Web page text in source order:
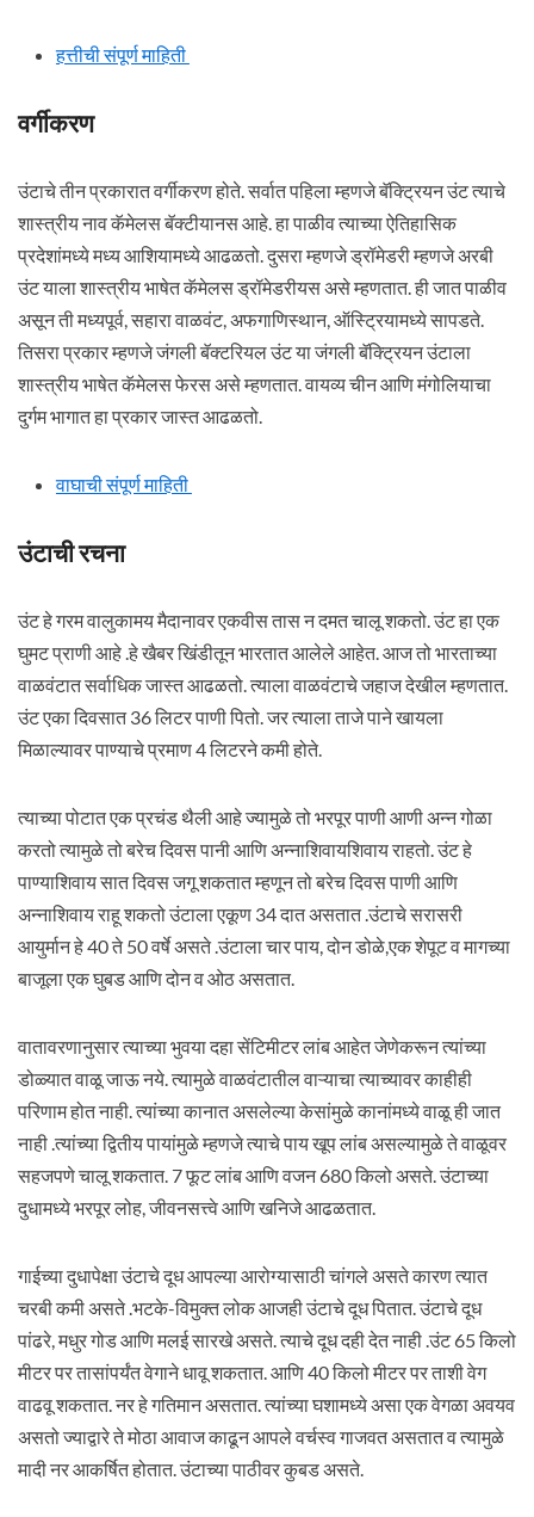
हत्तीची संपूर्ण माहिती
वर्गीकरण
उंटाचे तीन प्रकारात वर्गीकरण होते. सर्वात पहिला म्हणजे बॅक्ट्रियन उंट त्याचे
शास्त्रीय नाव कॅमेलस बॅक्टीयानस आहे. हा पाळीव त्याच्या ऐतिहासिक
प्रदेशांमध्ये मध्य आशियामध्ये आढळतो. दुसरा म्हणजे ड्रॉमेडरी म्हणजे अरबी
उंट याला शास्त्रीय भाषेत कॅमेलस ड्रॉमेडरीयस असे म्हणतात. ही जात पाळीव
असून ती मध्यपूर्व, सहारा वाळवंट, अफगाणिस्थान, ऑस्ट्रियामध्ये सापडते.
तिसरा प्रकार म्हणजे जंगली बॅक्टरियल उंट या जंगली बॅक्ट्रियन उंटाला
शास्त्रीय भाषेत कॅमेलस फेरस असे म्हणतात. वायव्य चीन आणि मंगोलियाचा
दुर्गम भागात हा प्रकार जास्त आढळतो.
वाघाची संपूर्ण माहिती
उंटाची रचना
उंट हे गरम वालुकामय मैदानावर एकवीस तास न दमत चालू शकतो. उंट हा एक
घुमट प्राणी आहे .हे खैबर खिंडीतून भारतात आलेले आहेत. आज तो भारताच्या
वाळवंटात सर्वाधिक जास्त आढळतो. त्याला वाळवंटाचे जहाज देखील म्हणतात.
उंट एका दिवसात 36 लिटर पाणी पितो. जर त्याला ताजे पाने खायला
मिळाल्यावर पाण्याचे प्रमाण 4 लिटरने कमी होते.
त्याच्या पोटात एक प्रचंड थैली आहे ज्यामुळे तो भरपूर पाणी आणी अन्न गोळा
करतो त्यामुळे तो बरेच दिवस पानी आणि अन्नाशिवायशिवाय राहतो. उंट हे
पाण्याशिवाय सात दिवस जगू शकतात म्हणून तो बरेच दिवस पाणी आणि
अन्नाशिवाय राहू शकतो उंटाला एकूण 34 दात असतात .उंटाचे सरासरी
आयुर्मान हे 40 ते 50 वर्षे असते .उंटाला चार पाय, दोन डोळे,एक शेपूट व मागच्या
बाजूला एक घुबड आणि दोन व ओठ असतात.
वातावरणानुसार त्याच्या भुवया दहा सेंटिमीटर लांब आहेत जेणेकरून त्यांच्या
डोळ्यात वाळू जाऊ नये. त्यामुळे वाळवंटातील वाऱ्याचा त्याच्यावर काहीही
परिणाम होत नाही. त्यांच्या कानात असलेल्या केसांमुळे कानांमध्ये वाळू ही जात
नाही .त्यांच्या द्वितीय पायांमुळे म्हणजे त्याचे पाय खूप लांब असल्यामुळे ते वाळूवर
सहजपणे चालू शकतात. 7 फूट लांब आणि वजन 680 किलो असते. उंटाच्या
दुधामध्ये भरपूर लोह, जीवनसत्त्वे आणि खनिजे आढळतात.
गाईच्या दुधापेक्षा उंटाचे दूध आपल्या आरोग्यासाठी चांगले असते कारण त्यात
चरबी कमी असते .भटके-विमुक्त लोक आजही उंटाचे दूध पितात. उंटाचे दूध
पांढरे, मधुर गोड आणि मलई सारखे असते. त्याचे दूध दही देत नाही .उंट 65 किलो
मीटर पर तासांपर्यंत वेगाने धावू शकतात. आणि 40 किलो मीटर पर ताशी वेग
वाढवू शकतात. नर हे गतिमान असतात. त्यांच्या घशामध्ये असा एक वेगळा अवयव
असतो ज्याद्वारे ते मोठा आवाज काढून आपले वर्चस्व गाजवत असतात व त्यामुळे
मादी नर आकर्षित होतात. उंटाच्या पाठीवर कुबड असते.